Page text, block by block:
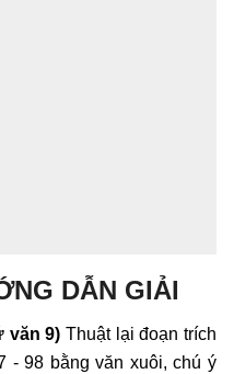
DẪN GIẢI
văn 9) Thuật lại đoạn trích
- 98 bằng văn xuôi, chú ý